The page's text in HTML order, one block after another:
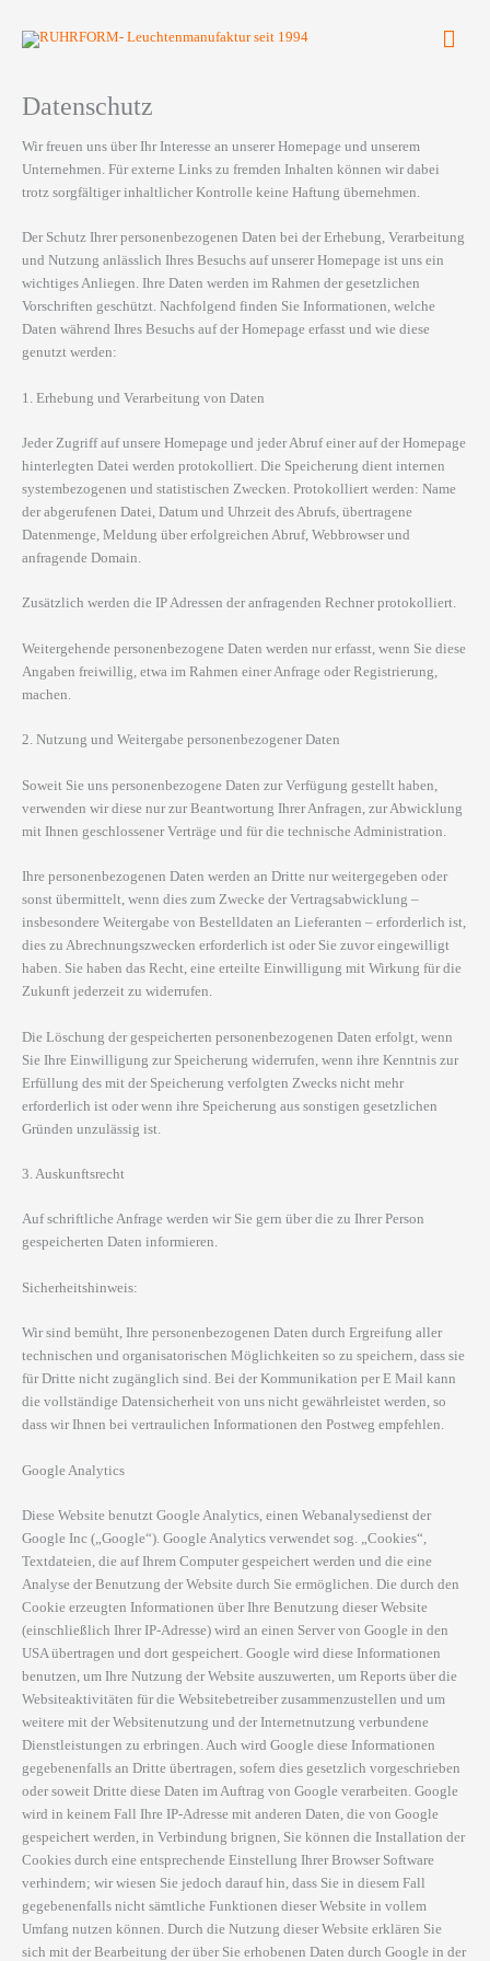
Inhalt
Datenschutz
Wir freuen uns über Ihr Interesse an unserer Homepage und unserem
Unternehmen. Für externe Links zu fremden Inhalten können wir dabei
trotz sorgfältiger inhaltlicher Kontrolle keine Haftung übernehmen.
Der Schutz Ihrer personenbezogenen Daten bei der Erhebung, Verarbeitung
und Nutzung anlässlich Ihres Besuchs auf unserer Homepage ist uns ein
wichtiges Anliegen. Ihre Daten werden im Rahmen der gesetzlichen
Vorschriften geschützt. Nachfolgend finden Sie Informationen, welche
Daten während Ihres Besuchs auf der Homepage erfasst und wie diese
genutzt werden:
1. Erhebung und Verarbeitung von Daten
Jeder Zugriff auf unsere Homepage und jeder Abruf einer auf der Homepage
hinterlegten Datei werden protokolliert. Die Speicherung dient internen
systembezogenen und statistischen Zwecken. Protokolliert werden: Name
der abgerufenen Datei, Datum und Uhrzeit des Abrufs, übertragene
Datenmenge, Meldung über erfolgreichen Abruf, Webbrowser und
anfragende Domain.
Zusätzlich werden die IP Adressen der anfragenden Rechner protokolliert.
Weitergehende personenbezogene Daten werden nur erfasst, wenn Sie diese
Angaben freiwillig, etwa im Rahmen einer Anfrage oder Registrierung,
machen.
2. Nutzung und Weitergabe personenbezogener Daten
Soweit Sie uns personenbezogene Daten zur Verfügung gestellt haben,
verwenden wir diese nur zur Beantwortung Ihrer Anfragen, zur Abwicklung
mit Ihnen geschlossener Verträge und für die technische Administration.
Ihre personenbezogenen Daten werden an Dritte nur weitergegeben oder
sonst übermittelt, wenn dies zum Zwecke der Vertragsabwicklung –
insbesondere Weitergabe von Bestelldaten an Lieferanten – erforderlich ist,
dies zu Abrechnungszwecken erforderlich ist oder Sie zuvor eingewilligt
haben. Sie haben das Recht, eine erteilte Einwilligung mit Wirkung für die
Zukunft jederzeit zu widerrufen.
Die Löschung der gespeicherten personenbezogenen Daten erfolgt, wenn
Sie Ihre Einwilligung zur Speicherung widerrufen, wenn ihre Kenntnis zur
Erfüllung des mit der Speicherung verfolgten Zwecks nicht mehr
erforderlich ist oder wenn ihre Speicherung aus sonstigen gesetzlichen
Gründen unzulässig ist.
3. Auskunftsrecht
Auf schriftliche Anfrage werden wir Sie gern über die zu Ihrer Person
gespeicherten Daten informieren.
Sicherheitshinweis:
Wir sind bemüht, Ihre personenbezogenen Daten durch Ergreifung aller
technischen und organisatorischen Möglichkeiten so zu speichern, dass sie
für Dritte nicht zugänglich sind. Bei der Kommunikation per E Mail kann
die vollständige Datensicherheit von uns nicht gewährleistet werden, so
dass wir Ihnen bei vertraulichen Informationen den Postweg empfehlen.
Google Analytics
Diese Website benutzt Google Analytics, einen Webanalysedienst der
Google Inc („Google“). Google Analytics verwendet sog. „Cookies“,
Textdateien, die auf Ihrem Computer gespeichert werden und die eine
Analyse der Benutzung der Website durch Sie ermöglichen. Die durch den
Cookie erzeugten Informationen über Ihre Benutzung dieser Website
(einschließlich Ihrer IP-Adresse) wird an einen Server von Google in den
USA übertragen und dort gespeichert. Google wird diese Informationen
benutzen, um Ihre Nutzung der Website auszuwerten, um Reports über die
Websiteaktivitäten für die Websitebetreiber zusammenzustellen und um
weitere mit der Websitenutzung und der Internetnutzung verbundene
Dienstleistungen zu erbringen. Auch wird Google diese Informationen
gegebenenfalls an Dritte übertragen, sofern dies gesetzlich vorgeschrieben
oder soweit Dritte diese Daten im Auftrag von Google verarbeiten. Google
wird in keinem Fall Ihre IP-Adresse mit anderen Daten, die von Google
gespeichert werden, in Verbindung brignen, Sie können die Installation der
Cookies durch eine entsprechende Einstellung Ihrer Browser Software
verhindern; wir wiesen Sie jedoch darauf hin, dass Sie in diesem Fall
gegebenenfalls nicht sämtliche Funktionen dieser Website in vollem
Umfang nutzen können. Durch die Nutzung dieser Website erklären Sie
sich mit der Bearbeitung der über Sie erhobenen Daten durch Google in der